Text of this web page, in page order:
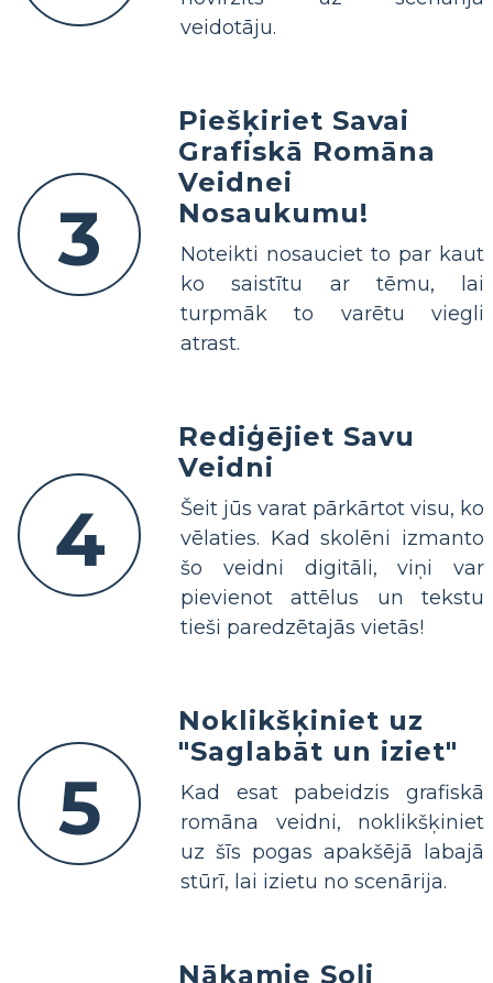
veidotāju.
3
Piešķiriet Savai
Grafiskā Romāna
Veidnei
Nosaukumu!
Noteikti nosauciet to par kaut
ko saistītu ar tēmu, lai
turpmāk to varētu viegli
atrast.
4
Rediģējiet Savu
Veidni
Šeit jūs varat pārkārtot visu, ko
vēlaties. Kad skolēni izmanto
šo veidni digitāli, viņi var
pievienot attēlus un tekstu
tieši paredzētajās vietās!
5
Noklikšķiniet uz
"Saglabāt un iziet"
Kad esat pabeidzis grafiskā
romāna veidni, noklikšķiniet
uz šīs pogas apakšējā labajā
stūrī, lai izietu no scenārija.
Nākamie Soļi